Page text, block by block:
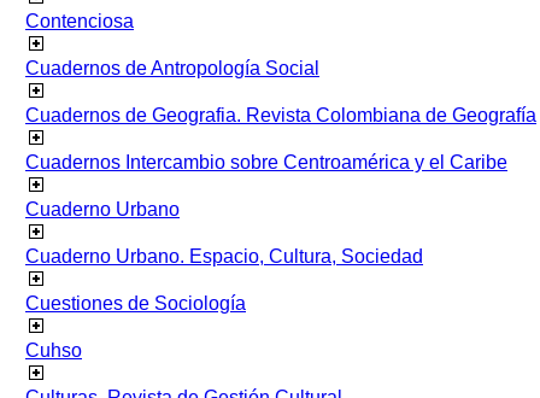
Contenciosa
Cuadernos de Antropología Social
Cuadernos de Geografia. Revista Colombiana de Geografía
Cuadernos Intercambio sobre Centroamérica y el Caribe
Cuaderno Urbano
Cuaderno Urbano. Espacio, Cultura, Sociedad
Cuestiones de Sociología
Cuhso